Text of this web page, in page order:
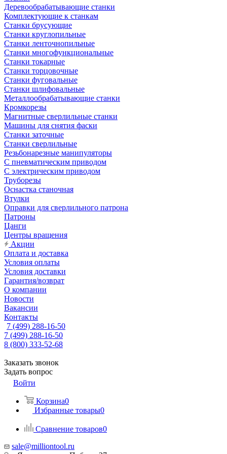
Деревообрабатывающие станки
Комплектующие к станкам
Станки брусующие
Станки круглопильные
Станки ленточнопильные
Станки многофункциональные
Станки токарные
Станки торцовочные
Станки фуговальные
Станки шлифовальные
Металлообрабатывающие станки
Кромкорезы
Магнитные сверлильные станки
Машины для снятия фаски
Станки заточные
Станки сверлильные
Резьбонарезные манипуляторы
С пневматическим приводом
С электрическим приводом
Труборезы
Оснастка станочная
Втулки
Оправки для сверлильного патрона
Патроны
Цанги
Центры вращения
Акции
Оплата и доставка
Условия оплаты
Условия доставки
Гарантия/возврат
О компании
Новости
Вакансии
Контакты
7 (499) 288-16-50
7 (499) 288-16-50
8 (800) 333-52-68
Заказать звонок
Задать вопрос
Войти
Корзина0
Избранные товары0
Сравнение товаров0
sale@milliontool.ru